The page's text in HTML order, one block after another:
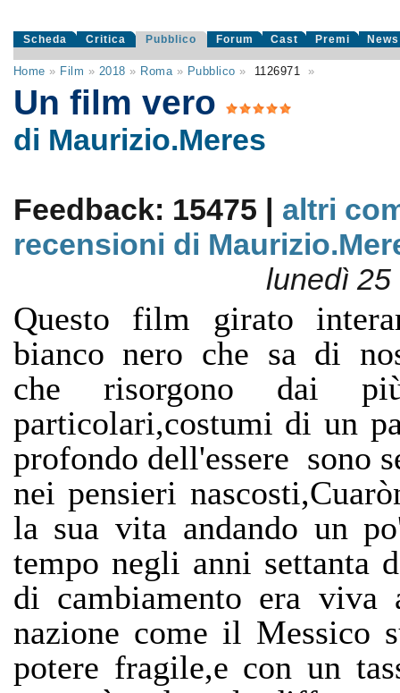
Scheda Critica Pubblico Forum Cast Premi News
Home » Film » 2018 » Roma» Pubblico » 1126971 »
Un film vero
di Maurizio.Meres
Feedback: 15475 | altri
recensioni di
lunedì 25
Questo film girato
bianco nero che sa di
che risorgono dai
particolari,costumi di un
profondo dell'essere sono
nei pensieri
la sua vita andando un
tempo negli anni settanta
di cambiamento era viva
nazione come il Messico
potere fragile,e con un